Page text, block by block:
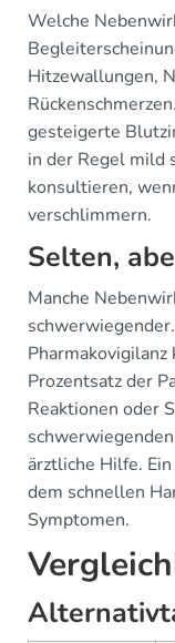
Welche
Hitzewallungen,
gesteigerte
in der Regel mild
konsultieren,
verschlimmern.
Selten,
Manche
Prozentsatz der
Reaktionen oder
ärztliche Hilfe.
dem schnellen
Symptomen.